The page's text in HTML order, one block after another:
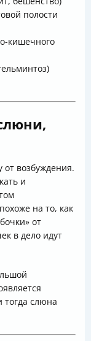
полости
кишечного
от возбуждения.
и
на то, как
от
в дело идут
тогда слюна